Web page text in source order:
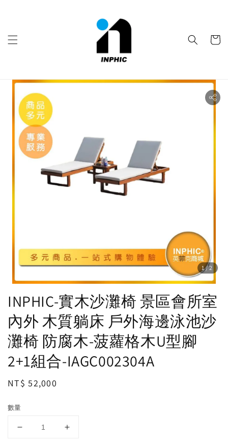
1/2
INPHIC-實木沙灘椅 景區會所室
內外 木質躺床 戶外海邊泳池沙
灘椅 防腐木-菠蘿格木U型腳
2+1組合-IAGC002304A
Regular
NT$ 52,000
數量